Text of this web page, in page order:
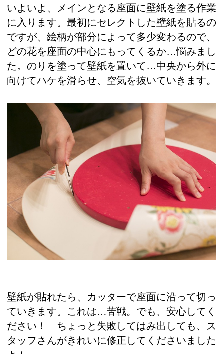
いよいよ、メインとなる座面に壁紙を塗る作業
に入ります。最初にセレクトした壁紙を貼るの
ですが、絵柄が部分によって多少変わるので、
どの花を座面の中心にもってくるか…悩みまし
た。のりを塗って壁紙を置いて…中央から外に
向けてハケを滑らせ、空気を抜いていきます。
壁紙が貼れたら、カッターで座面に沿って切っ
ていきます。これは…苦戦。でも、安心してく
ださい！ ちょっと失敗してはみ出しても、ス
タッフさんがきれいに修正してくださいました